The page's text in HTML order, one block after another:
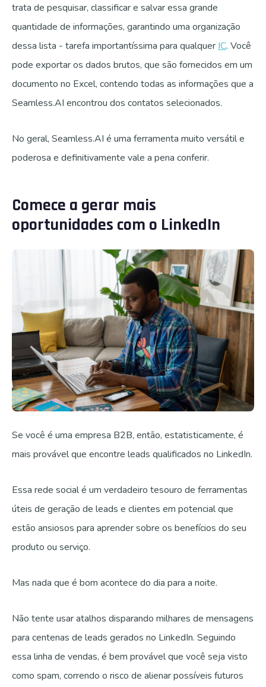
trata de pesquisar, classificar e salvar essa grande
quantidade de informações, garantindo uma organização
dessa lista - tarefa importantíssima para qualquer IC. Você
pode exportar os dados brutos, que são fornecidos em um
documento no Excel, contendo todas as informações que a
Seamless.AI encontrou dos contatos selecionados.
No geral, Seamless.AI é uma ferramenta muito versátil e
poderosa e definitivamente vale a pena conferir.
Comece a gerar mais
oportunidades com o LinkedIn
Se você é uma empresa B2B, então, estatisticamente, é
mais provável que encontre leads qualificados no LinkedIn.
Essa rede social é um verdadeiro tesouro de ferramentas
úteis de geração de leads e clientes em potencial que
estão ansiosos para aprender sobre os benefícios do seu
produto ou serviço.
Mas nada que é bom acontece do dia para a noite.
Não tente usar atalhos disparando milhares de mensagens
para centenas de leads gerados no LinkedIn. Seguindo
essa linha de vendas, é bem provável que você seja visto
como spam, correndo o risco de alienar possíveis futuros